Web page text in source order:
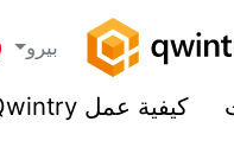
بيرو
كيفية عمل Qwintry